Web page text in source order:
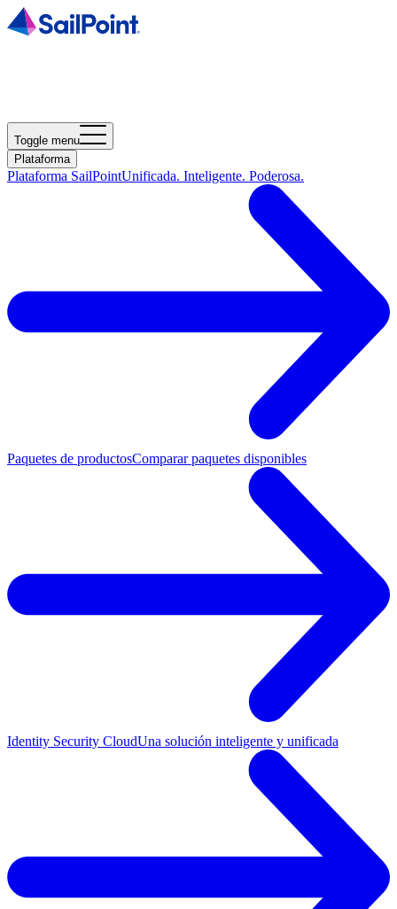
Toggle menu
Plataforma
Plataforma SailPointUnificada. Inteligente. Poderosa.
Paquetes de productosComparar paquetes disponibles
Identity Security CloudUna solución inteligente y unificada